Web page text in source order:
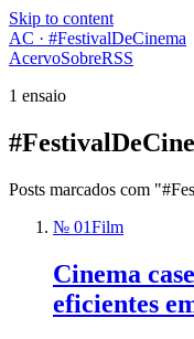
Skip to content
AC · #FestivalDeCinema
AcervoSobreRSS
1 ensaio
Posts marcados com
№ 01Film
Cinema
eficientes